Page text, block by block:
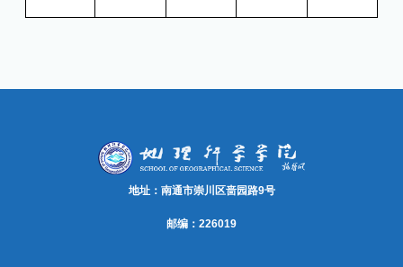
地址：南通市崇川区啬园路9号
邮编：226019